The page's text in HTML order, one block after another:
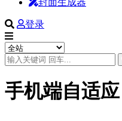
封面生成器
登录
手机端自适应